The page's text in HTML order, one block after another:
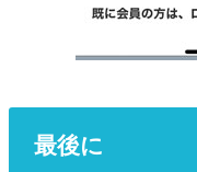
最後に